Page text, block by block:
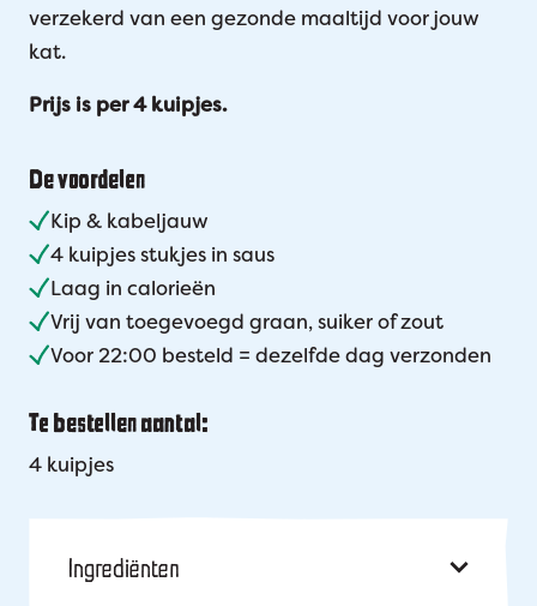
verzekerd van een gezonde maaltijd voor jouw
kat.
Prijs is per 4 kuipjes.
De voordelen
Kip & kabeljauw
4 kuipjes stukjes in saus
Laag in calorieën
Vrij van toegevoegd graan, suiker of zout
Voor 22:00 besteld = dezelfde dag verzonden
Te bestellen aantal:
4 kuipjes
Ingrediënten